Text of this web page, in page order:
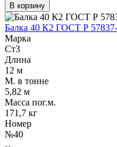
В корзину
Балка 40 К2 ГОСТ Р
Марка
Ст3
Длина
12 м
М. в тонне
5,82 м
Масса пог.м.
171,7 кг
Номер
№40